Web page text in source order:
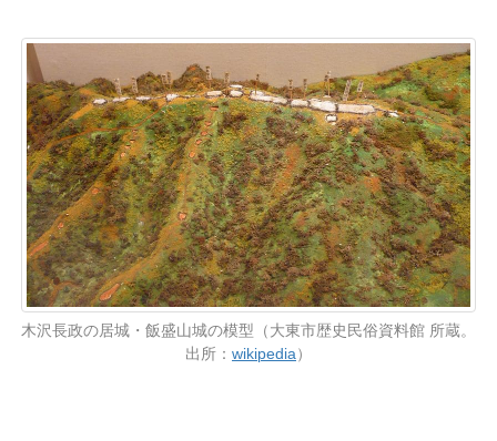
木沢長政の居城・飯盛山城の模型（大東市歴史民俗資料館 所蔵。
出所： wikipedia ）